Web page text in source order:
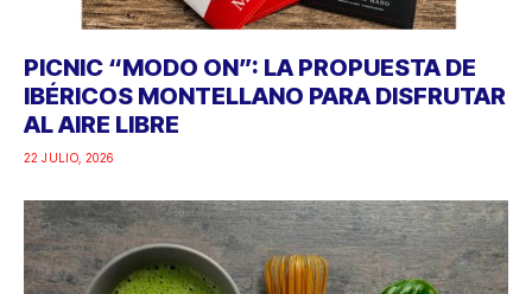
PICNIC “MODO ON”: LA PROPUESTA DE
IBÉRICOS MONTELLANO PARA DISFRUTAR
AL AIRE LIBRE
22 JULIO, 2026